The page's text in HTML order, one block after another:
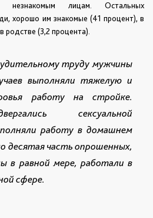
незнакомым лицам. Остальных
хорошо им знакомые (41 процент), в
родстве (3,2 процента).
труду мужчины
выполняли тяжелую и
работу на стройке.
сексуальной
работу в домашнем
десятая часть опрошенных,
в равной мере, работали в
сфере.